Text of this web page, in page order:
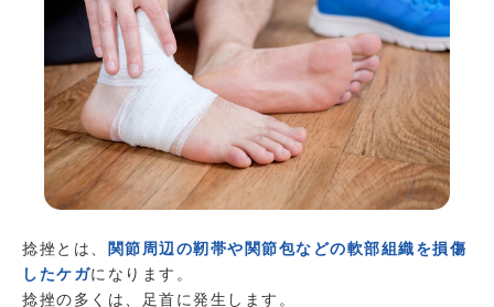
捻挫とは、
関節周辺の靭帯や関節包などの軟部組織を損傷
したケガになります。
捻挫の多くは、足首に発生します。